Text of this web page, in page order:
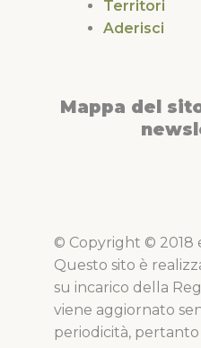
Territori
Aderisci
Mappa del
© Copyright © 2018
Questo sito è
su incarico della
viene aggiornato
periodicità,